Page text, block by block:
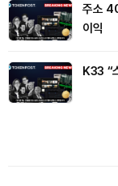
주소
이익
K33 “